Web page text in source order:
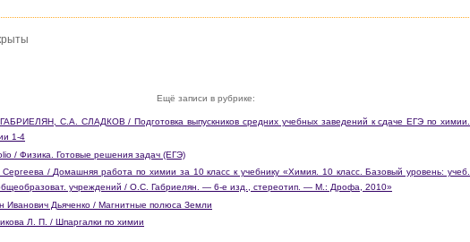
Ещё записи в рубрике:
С.А. СЛАДКОВ / Подготовка выпускников средних учебных заведений к сдаче ЕГЭ по химии.
1-4
/ Физика. Готовые решения задач (ЕГЭ)
/ Домашняя работа по химии за 10 класс к учебнику «Химия. 10 класс. Базовый уровень: учеб.
учреждений / О.С. Габриелян. — 6-е изд., стереотип. — М.: Дрофа, 2010»
Иванович Дьяченко / Магнитные полюса Земли
Л. П. / Шпаргалки по химии